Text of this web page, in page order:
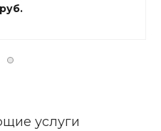
услуги